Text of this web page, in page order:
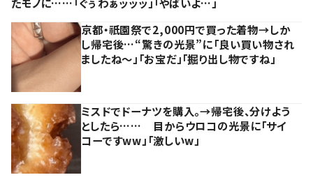
京都・祇園祭で2,000円で買った着物→しか
し帰宅後…“驚きの光景”に「良い買い物され
ましたね～」「お宝だ」「掘り出し物ですね」
ミスドでドーナツを購入。→帰宅後、分けよう
としたら…… 目からウロコの光景に「サイ
コーですww」「激しいw」